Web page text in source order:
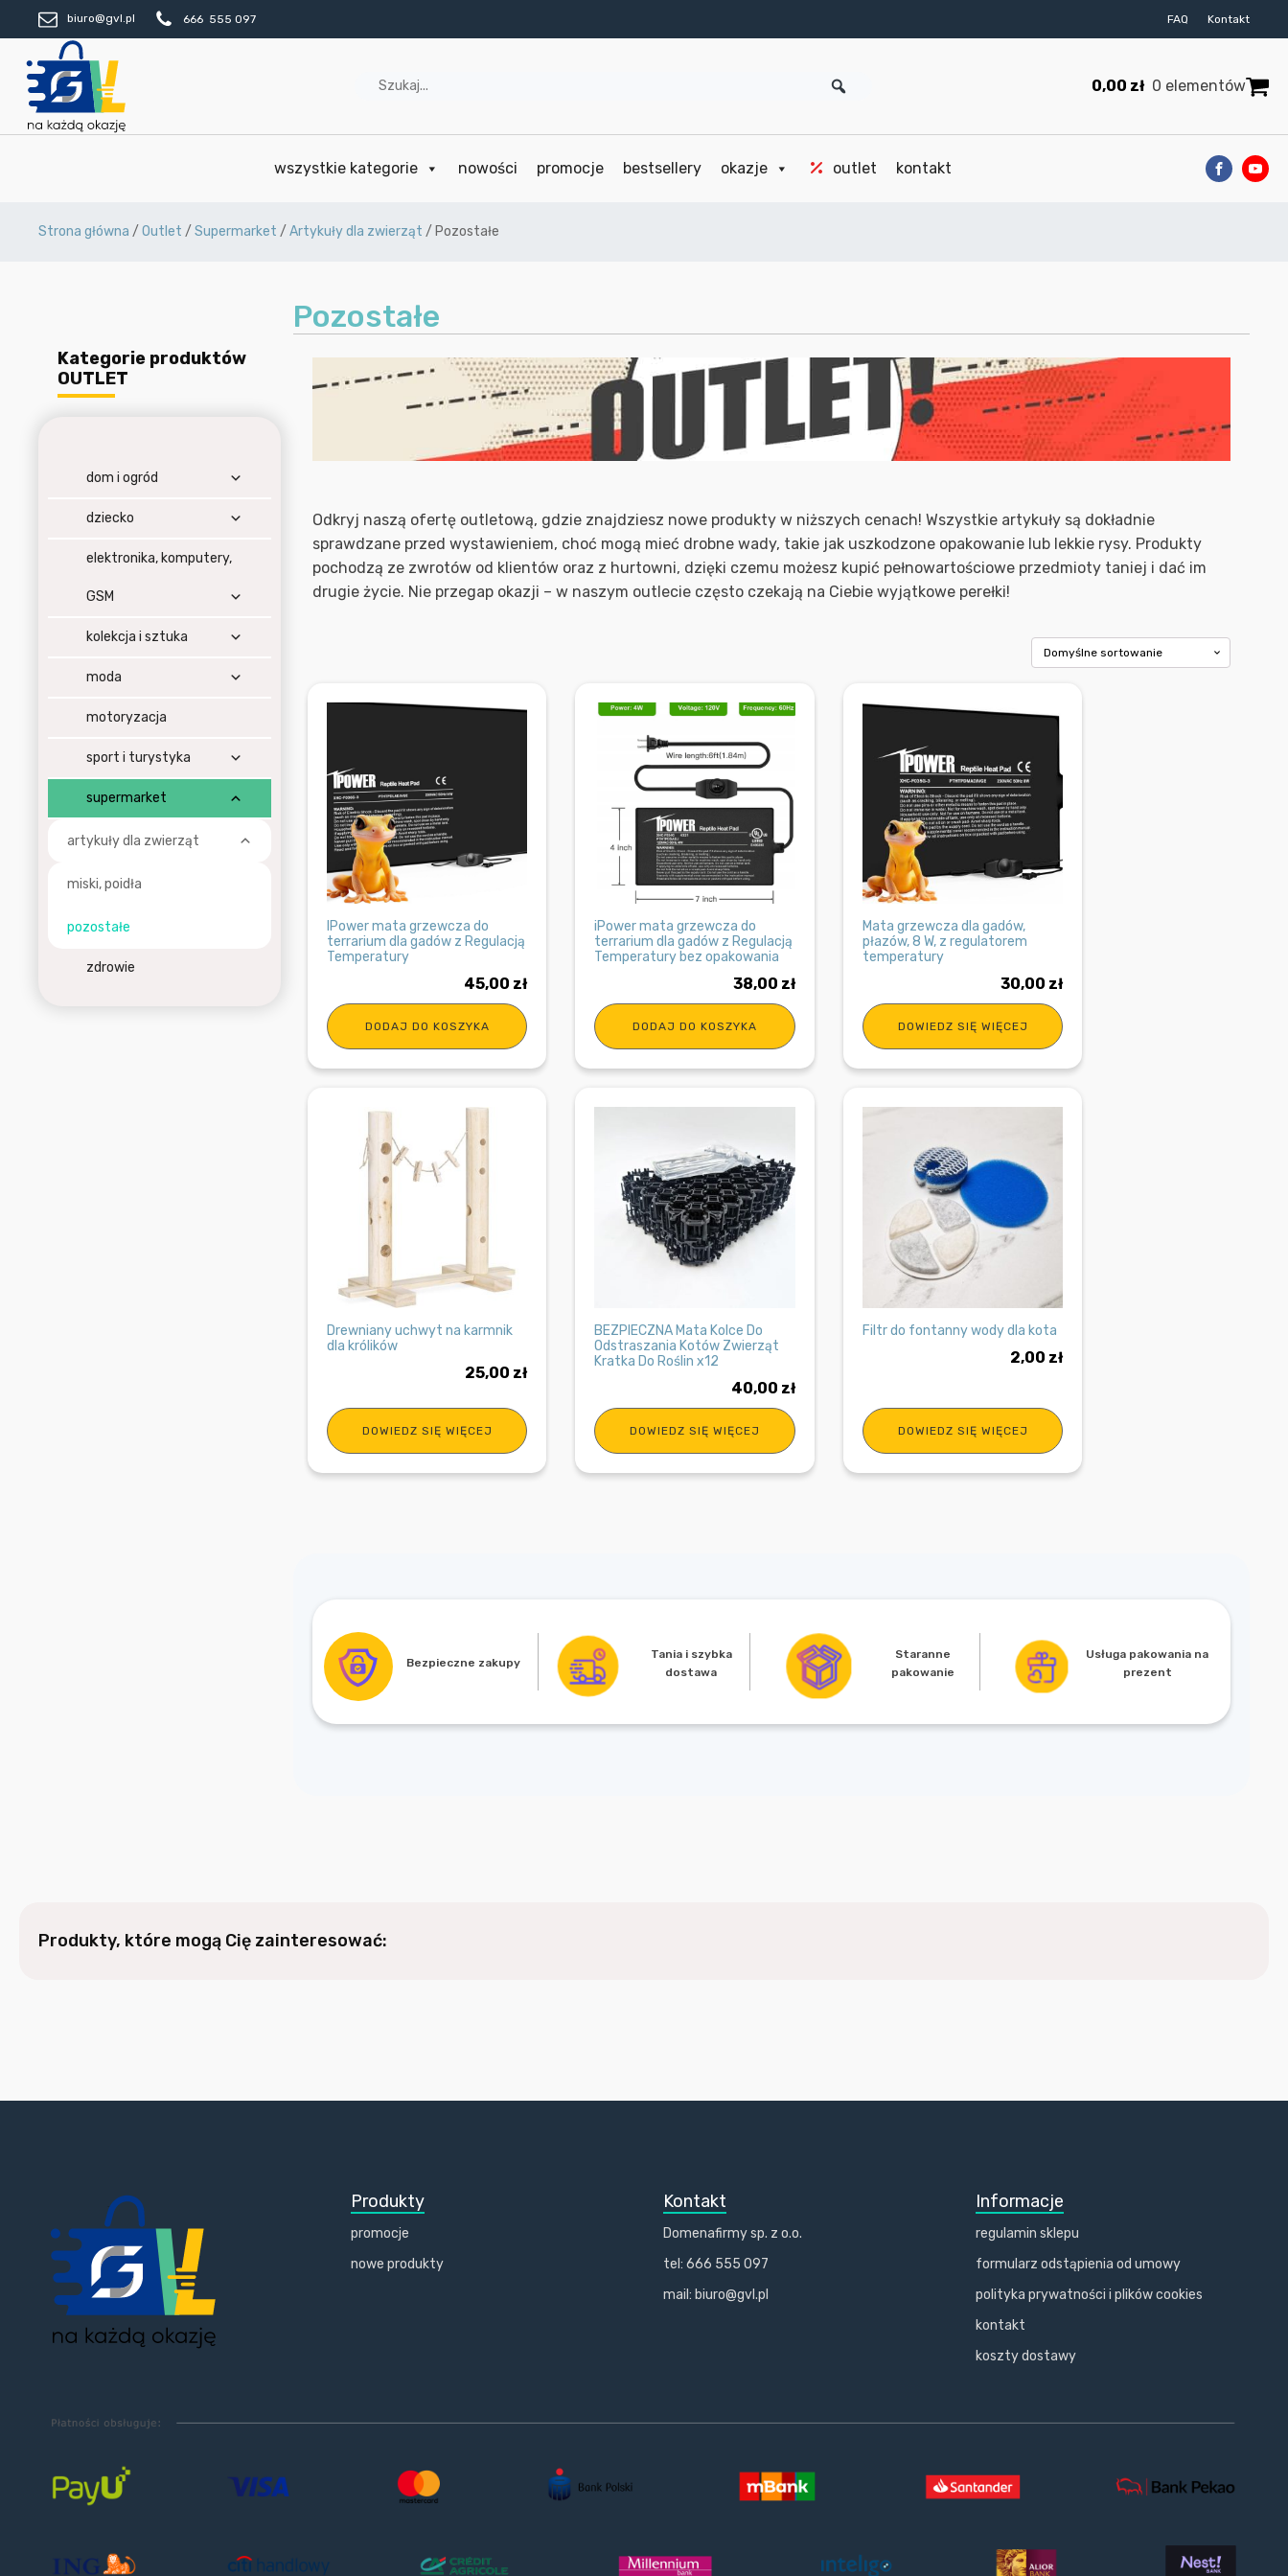
biuro@gvl.pl 666 555 097 FAQ Kontakt
0,00 zł 0 elementów
wszystkie kategorie nowości promocje bestsellery okazje outlet kontakt
Strona główna / Outlet / Supermarket / Artykuły dla zwierząt / Pozostałe
Kategorie produktów
OUTLET
dom i ogród
dziecko
elektronika, komputery,
GSM
kolekcja i sztuka
moda
motoryzacja
sport i turystyka
supermarket
artykuły dla zwierząt
miski, poidła
pozostałe
zdrowie
Pozostałe
Odkryj naszą ofertę outletową, gdzie znajdziesz nowe produkty w niższych cenach! Wszystkie artykuły są dokładnie
sprawdzane przed wystawieniem, choć mogą mieć drobne wady, takie jak uszkodzone opakowanie lub lekkie rysy. Produkty
pochodzą ze zwrotów od klientów oraz z hurtowni, dzięki czemu możesz kupić pełnowartościowe przedmioty taniej i dać im
drugie życie. Nie przegap okazji – w naszym outlecie często czekają na Ciebie wyjątkowe perełki!
IPower mata grzewcza do
terrarium dla gadów z Regulacją
Temperatury
45,00 zł
DODAJ DO KOSZYKA
iPower mata grzewcza do
terrarium dla gadów z Regulacją
Temperatury bez opakowania
38,00 zł
DODAJ DO KOSZYKA
Mata grzewcza dla gadów,
płazów, 8 W, z regulatorem
temperatury
30,00 zł
DOWIEDZ SIĘ WIĘCEJ
Drewniany uchwyt na karmnik
dla królików
25,00 zł
DOWIEDZ SIĘ WIĘCEJ
BEZPIECZNA Mata Kolce Do
Odstraszania Kotów Zwierząt
Kratka Do Roślin x12
40,00 zł
DOWIEDZ SIĘ WIĘCEJ
Filtr do fontanny wody dla kota
2,00 zł
DOWIEDZ SIĘ WIĘCEJ
Bezpieczne zakupy
Tania i szybka
dostawa
Staranne
pakowanie
Usługa pakowania na
prezent
Produkty, które mogą Cię zainteresować:
Produkty
promocje
nowe produkty
Kontakt
Domenafirmy sp. z o.o.
tel: 666 555 097
mail: biuro@gvl.pl
Informacje
regulamin sklepu
formularz odstąpienia od umowy
polityka prywatności i plików cookies
kontakt
koszty dostawy